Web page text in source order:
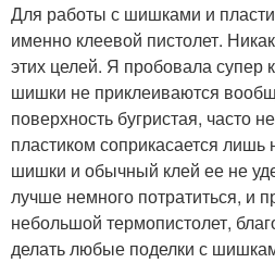
Для работы с шишками и
именно клеевой пистолет.
этих целей. Я пробовала супер
шишки не приклеиваются
поверхность бугристая, часто
пластиком соприкасается
шишки и обычный клей ее не
лучше немного потратиться, и
небольшой термопистолет,
делать любые поделки с